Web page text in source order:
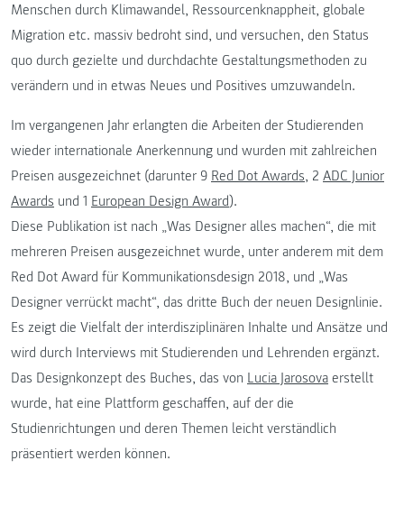
Menschen durch Klimawandel, Ressourcenknappheit, globale
Migration etc. massiv bedroht sind, und versuchen, den Status
quo durch gezielte und durchdachte Gestaltungsmethoden zu
verändern und in etwas Neues und Positives umzuwandeln.
Im vergangenen Jahr erlangten die Arbeiten der Studierenden
wieder internationale Anerkennung und wurden mit zahlreichen
Preisen ausgezeichnet (darunter 9 Red Dot Awards, 2 ADC Junior
Awards und 1 European Design Award).
Diese Publikation ist nach „Was Designer alles machen“, die mit
mehreren Preisen ausgezeichnet wurde, unter anderem mit dem
Red Dot Award für Kommunikationsdesign 2018, und „Was
Designer verrückt macht“, das dritte Buch der neuen Designlinie.
Es zeigt die Vielfalt der interdisziplinären Inhalte und Ansätze und
wird durch Interviews mit Studierenden und Lehrenden ergänzt.
Das Designkonzept des Buches, das von Lucia Jarosova erstellt
wurde, hat eine Plattform geschaffen, auf der die
Studienrichtungen und deren Themen leicht verständlich
präsentiert werden können.